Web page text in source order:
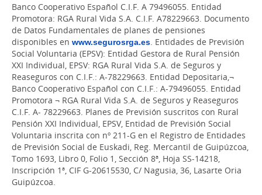
Banco Cooperativo Español C.I.F. A 79496055. Entidad
Promotora: RGA Rural Vida S.A. C.I.F. A78229663. Documento
de Datos Fundamentales de planes de pensiones
disponibles en www.segurosrga.es. Entidades de Previsión
Social Voluntaria (EPSV): Entidad Gestora de Rural Pensión
XXI Individual, EPSV: RGA Rural Vida S.A. de Seguros y
Reaseguros con C.I.F.: A-78229663. Entidad Depositaria,¬
Banco Cooperativo Español con C.I.F.: A-79496055. Entidad
Promotora ¬ RGA Rural Vida S.A. de Seguros y Reaseguros
C.I.F. A- 78229663. Planes de Previsión suscritos con Rural
Pensión XXI Individual, EPSV, Entidad de Previsión Social
Voluntaria inscrita con nº 211-G en el Registro de Entidades
de Previsión Social de Euskadi, Reg. Mercantil de Guipúzcoa,
Tomo 1693, Libro 0, Folio 1, Sección 8ª, Hoja SS-14218,
Inscripción 1ª, CIF G-20615530, C/ Nagusia, 36, Lasarte Oria
Guipúzcoa.